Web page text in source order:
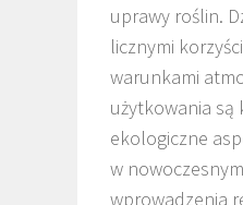
uprawy roślin.
licznymi
warunkami
użytkowania są
ekologiczne
w
wprowadzenia